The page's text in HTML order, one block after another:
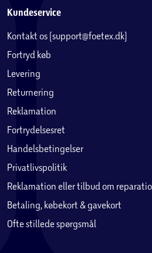
Kundeservice
Kontakt os (support@foetex.dk)
Fortryd køb
Levering
Returnering
Reklamation
Fortrydelsesret
Handelsbetingelser
Privatlivspolitik
Reklamation eller tilbud om
Betaling, købekort & gavekort
Ofte stillede spørgsmål